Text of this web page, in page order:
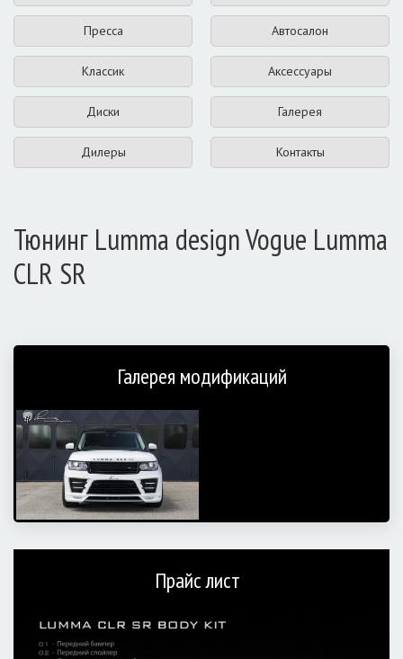
Пресса Автосалон
Классик Аксессуары
Диски Галерея
Дилеры Контакты
Тюнинг Lumma design Vogue Lumma
CLR SR
Галерея модификаций
Прайс лист